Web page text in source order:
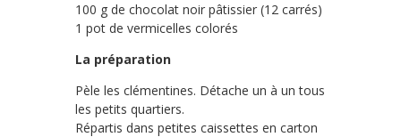
100 g de chocolat noir pâtissier (12 carrés)
1 pot de vermicelles colorés
La préparation
Pèle les clémentines. Détache un à un tous
les petits quartiers.
Répartis dans petites caissettes en carton